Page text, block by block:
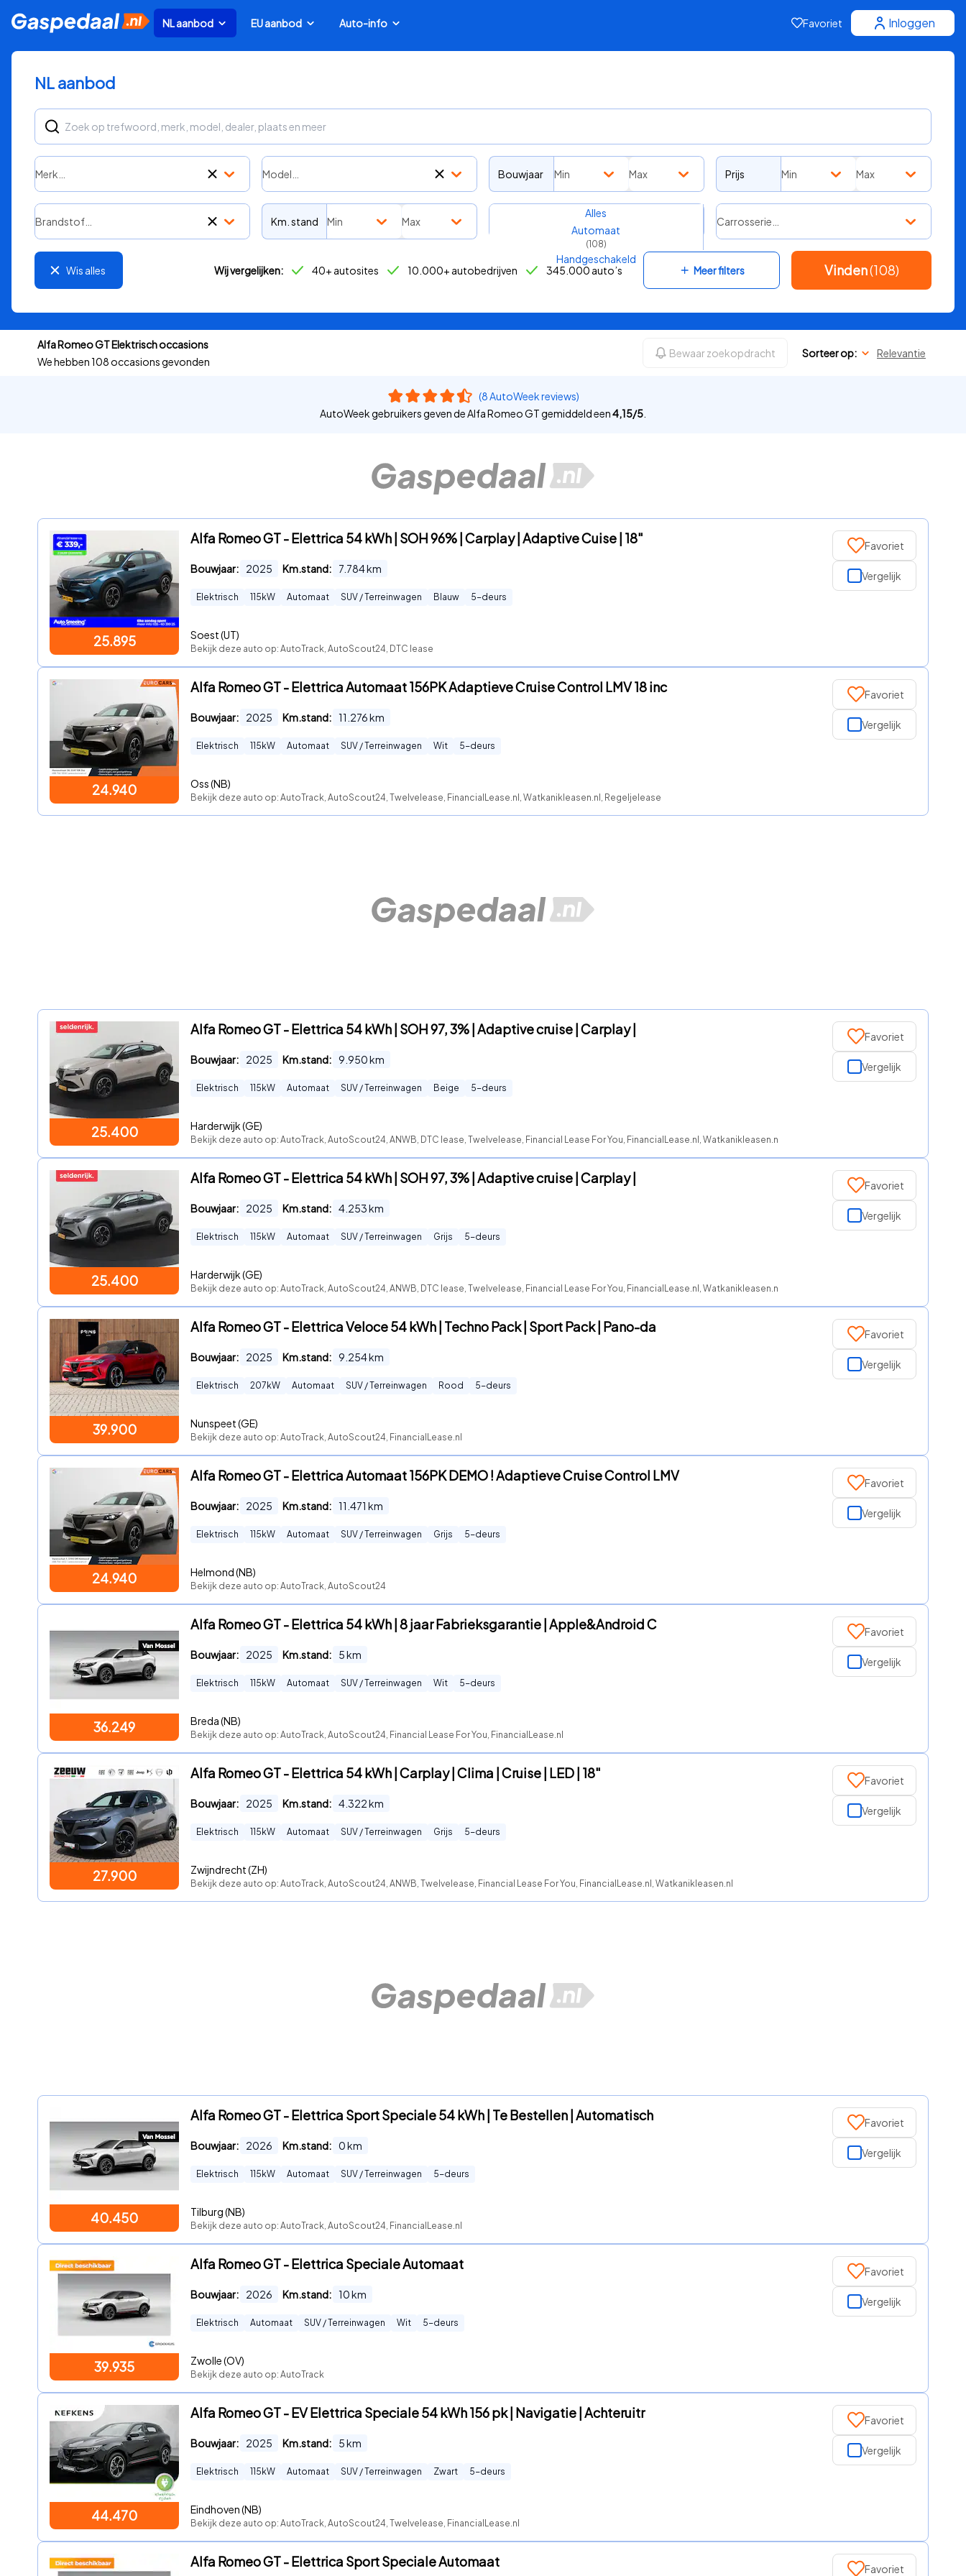
NL aanbod EU aanbod Auto-info Favoriet Inloggen
NL aanbod
Merk… Model… Bouwjaar Min Max Prijs Min Max
Brandstof… Km. stand Min Max
Transmissie
Alles
Automaat
(108)
Handgeschakeld
Carrosserie…
Meer filters
Wis alles Vinden(108)
Wij vergelijken: 40+ autosites 10.000+ autobedrijven 345.000 auto’s
Alfa Romeo GT Elektrisch occasions
We hebben108 occasions gevonden
Bewaar zoekopdracht Sorteer op: Relevantie
(8 AutoWeek reviews)
AutoWeek gebruikers geven de Alfa Romeo GT gemiddeld een4,15/5
25.895
Alfa Romeo GT - Elettrica 54 kWh | SOH 96% | Carplay | Adaptive Cuise | 18"
Bouwjaar: 2025 Km.stand: 7.784km
Elektrisch 115 kW Automaat SUV / Terreinwagen Blauw 5-deurs
Soest (UT)
Bekijk deze auto op: AutoTrack, AutoScout24, DTC lease
Favoriet
Vergelijk
24.940
Alfa Romeo GT - Elettrica Automaat 156PK Adaptieve Cruise Control LMV 18 inc
Bouwjaar: 2025 Km.stand: 11.276km
Elektrisch 115 kW Automaat SUV / Terreinwagen Wit 5-deurs
Oss (NB)
Bekijk deze auto op: AutoTrack, AutoScout24, Twelvelease, FinancialLease.nl, Watkanikleasen.nl, Regeljelease
Favoriet
Vergelijk
25.400
Alfa Romeo GT - Elettrica 54 kWh | SOH 97, 3% | Adaptive cruise | Carplay |
Bouwjaar: 2025 Km.stand: 9.950km
Elektrisch 115 kW Automaat SUV / Terreinwagen Beige 5-deurs
Harderwijk (GE)
Bekijk deze auto op: AutoTrack, AutoScout24, ANWB, DTC lease, Twelvelease, Financial Lease For You, FinancialLease.nl, Watkanikleasen.nl, Regeljelease
Favoriet
Vergelijk
25.400
Alfa Romeo GT - Elettrica 54 kWh | SOH 97, 3% | Adaptive cruise | Carplay |
Bouwjaar: 2025 Km.stand: 4.253km
Elektrisch 115 kW Automaat SUV / Terreinwagen Grijs 5-deurs
Harderwijk (GE)
Bekijk deze auto op: AutoTrack, AutoScout24, ANWB, DTC lease, Twelvelease, Financial Lease For You, FinancialLease.nl, Watkanikleasen.nl, Regeljelease
Favoriet
Vergelijk
39.900
Alfa Romeo GT - Elettrica Veloce 54 kWh | Techno Pack | Sport Pack | Pano-da
Bouwjaar: 2025 Km.stand: 9.254km
Elektrisch 207 kW Automaat SUV / Terreinwagen Rood 5-deurs
Nunspeet (GE)
Bekijk deze auto op: AutoTrack, AutoScout24, FinancialLease.nl
Favoriet
Vergelijk
24.940
Alfa Romeo GT - Elettrica Automaat 156PK DEMO ! Adaptieve Cruise Control LMV
Bouwjaar: 2025 Km.stand: 11.471 km
Elektrisch 115 kW Automaat SUV / Terreinwagen Grijs 5-deurs
Helmond (NB)
Bekijk deze auto op: AutoTrack, AutoScout24
Favoriet
Vergelijk
36.249
Alfa Romeo GT - Elettrica 54 kWh | 8 jaar Fabrieksgarantie | Apple&Android C
Bouwjaar: 2025 Km.stand: 5km
Elektrisch 115 kW Automaat SUV / Terreinwagen Wit 5-deurs
Breda (NB)
Bekijk deze auto op: AutoTrack, AutoScout24, Financial Lease For You, FinancialLease.nl
Favoriet
Vergelijk
27.900
Alfa Romeo GT - Elettrica 54 kWh | Carplay | Clima | Cruise | LED | 18"
Bouwjaar: 2025 Km.stand: 4.322km
Elektrisch 115 kW Automaat SUV / Terreinwagen Grijs 5-deurs
Zwijndrecht (ZH)
Bekijk deze auto op: AutoTrack, AutoScout24, ANWB, Twelvelease, Financial Lease For You, FinancialLease.nl, Watkanikleasen.nl
Favoriet
Vergelijk
40.450
Alfa Romeo GT - Elettrica Sport Speciale 54 kWh | Te Bestellen | Automatisch
Bouwjaar: 2026 Km.stand: 0km
Elektrisch 115 kW Automaat SUV / Terreinwagen 5-deurs
Tilburg (NB)
Bekijk deze auto op: AutoTrack, AutoScout24, FinancialLease.nl
Favoriet
Vergelijk
39.935
Alfa Romeo GT - Elettrica Speciale Automaat
Bouwjaar: 2026 Km.stand: 10km
Elektrisch Automaat SUV / Terreinwagen Wit 5-deurs
Zwolle (OV)
Bekijk deze auto op: AutoTrack
Favoriet
Vergelijk
44.470
Alfa Romeo GT - EV Elettrica Speciale 54 kWh 156 pk | Navigatie | Achteruitr
Bouwjaar: 2025 Km.stand: 5km
Elektrisch 115 kW Automaat SUV / Terreinwagen Zwart 5-deurs
Eindhoven (NB)
Bekijk deze auto op: AutoTrack, AutoScout24, Twelvelease, FinancialLease.nl
Favoriet
Vergelijk
Alfa Romeo GT - Elettrica Sport Speciale Automaat Favoriet